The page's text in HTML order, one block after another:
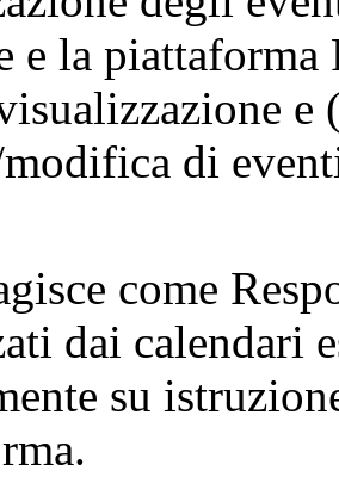
e la
e
di
come
dai calendari
su